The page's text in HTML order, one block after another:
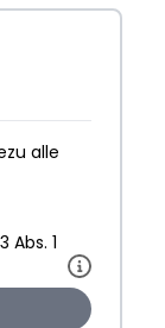
alle
1